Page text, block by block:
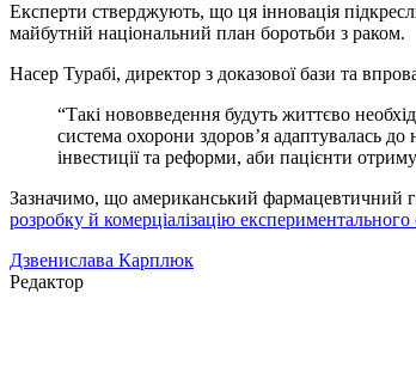
Експерти стверджують, що ця інновація
майбутній національний план боротьби з раком.
Насер Турабі, директор з доказової бази та
“Такі нововведення будуть життєво
система охорони здоров’я адаптувалась
інвестиції та реформи, аби пацієнти
Зазначимо, що американський фармацевтичний
розробку й комерціалізацію
Дзвенислава Карплюк
Редактор